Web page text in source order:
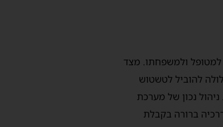
למטופל ולמשפחתו. מצד
להוביל לטשטוש
נכון של מערכת
ברורה בקבלת